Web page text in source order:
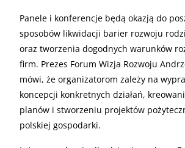
Panele i konferencje będą okazją do
sposobów likwidacji barier rozwoju
oraz tworzenia dogodnych warunków
firm. Prezes Forum Wizja Rozwoju
mówi, że organizatorom zależy na
koncepcji konkretnych działań,
planów i stworzeniu projektów
polskiej gospodarki.